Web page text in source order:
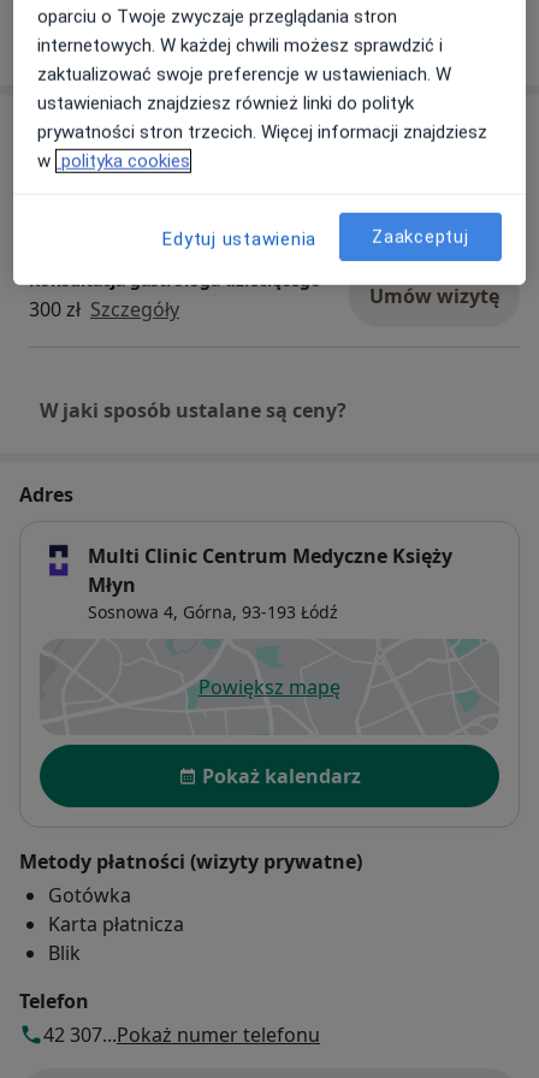
Pokaż więcejo doświadczeniu
Usługi i ceny
Konsultacja pediatryczna
Konsultacja gastrologa dziecięcego
300 zł Szczegóły Umów wizytę
W jaki sposób ustalane są ceny?
Adres
Multi Clinic Centrum Medyczne Księży
Młyn
Sosnowa 4, Górna, 93-193 Łódź
Powiększ mapęotwiera się w nowej karcie
Dostępność
Pokaż kalendarz
Metody płatności (wizyty prywatne)
Gotówka
Karta płatnicza
Blik
Telefon
42 307...Pokaż numer telefonu
oparciu o Twoje zwyczaje przeglądania stron
internetowych. W każdej chwili możesz sprawdzić i
zaktualizować swoje preferencje w ustawieniach. W
ustawieniach znajdziesz również linki do polityk
prywatności stron trzecich. Więcej informacji znajdziesz
w polityka cookies
Edytuj ustawienia Zaakceptuj